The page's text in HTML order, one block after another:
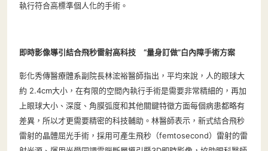
執行符合高標準個人化的手術。
即時影像導引結合飛秒雷射高科技 “量身訂做”白內障手術方案
彰化秀傳醫療體系副院長林浤裕醫師指出，平均來說，人的眼球大
約 2.4cm大小，在有限的空間內執行手術是需要非常精細的，再加
上眼球大小、深度、角膜弧度和其他關鍵特徵方面每個病患都略有
差異，所以才更需要精密的科技輔助。林醫師表示，新式結合飛秒
雷射的晶體屈光手術，採用可產生飛秒（femtosecond）雷射的雷